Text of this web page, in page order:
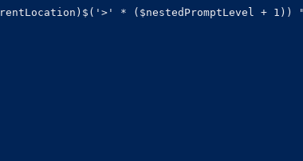
* ($nestedPromptLevel + 1))